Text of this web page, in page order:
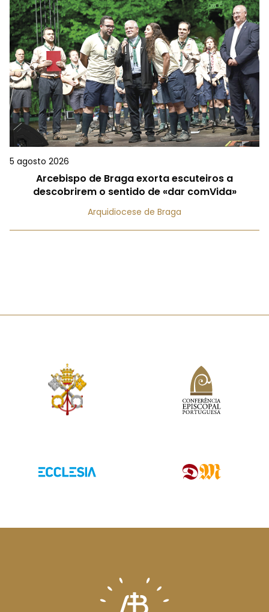
5 agosto 2026
Arcebispo de Braga exorta escuteiros a
descobrirem o sentido de «dar comVida»
Arquidiocese de Braga